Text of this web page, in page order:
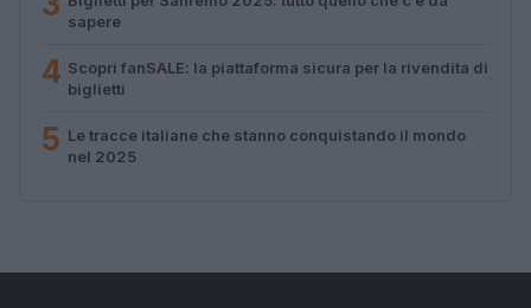
sapere
4 Scopri fanSALE: la piattaforma sicura per la rivendita di
biglietti
5 Le tracce italiane che stanno conquistando il mondo
nel 2025